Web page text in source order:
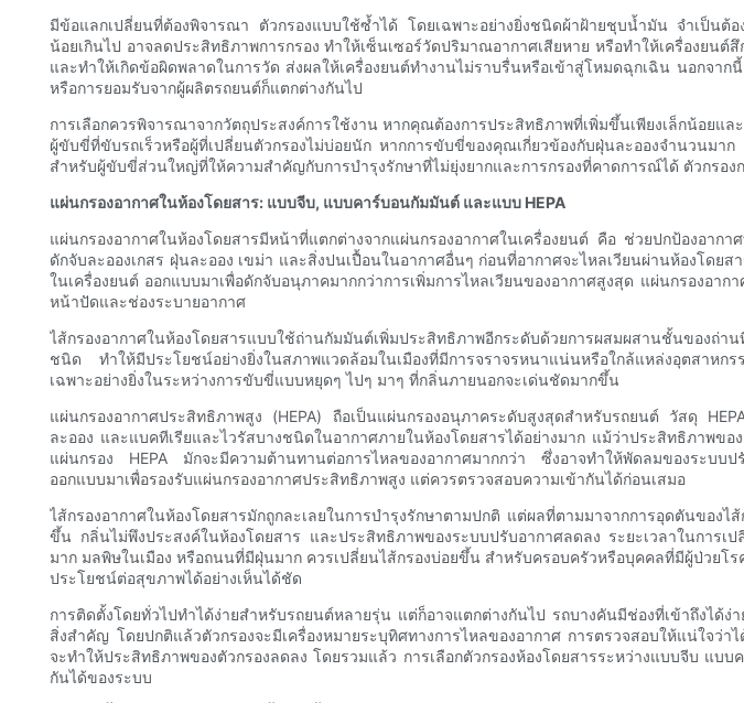
มีข้อแลกเปลี่ยนที่ต้องพิจารณา ตัวกรองแบบใช้ซ้ำได้ โดยเฉพาะอย่างยิ่งชนิดผ้าฝ้ายชุบน้ำมัน จำเป็นต้
น้อยเกินไป อาจลดประสิทธิภาพการกรอง ทำให้เซ็นเซอร์วัดปริมาณอากาศเสียหาย หรือทำให้เครื่องยน
และทำให้เกิดข้อผิดพลาดในการวัด ส่งผลให้เครื่องยนต์ทำงานไม่ราบรื่นหรือเข้าสู่โหมดฉุกเฉิน นอกจ
หรือการยอมรับจากผู้ผลิตรถยนต์ก็แตกต่างกันไป
การเลือกควรพิจารณาจากวัตถุประสงค์การใช้งาน หากคุณต้องการประสิทธิภาพที่เพิ่มขึ้นเพียงเล็กน้อย
ผู้ขับขี่ที่ขับรถเร็วหรือผู้ที่เปลี่ยนตัวกรองไม่บ่อยนัก หากการขับขี่ของคุณเกี่ยวข้องกับฝุ่นละอองจำนวนมา
สำหรับผู้ขับขี่ส่วนใหญ่ที่ให้ความสำคัญกับการบำรุงรักษาที่ไม่ยุ่งยากและการกรองที่คาดการณ์ได้ ตัวกรอ
แผ่นกรองอากาศในห้องโดยสาร: แบบจีบ, แบบคาร์บอนกัมมันต์ และแบบ HEPA
แผ่นกรองอากาศในห้องโดยสารมีหน้าที่แตกต่างจากแผ่นกรองอากาศในเครื่องยนต์ คือ ช่วยปกป้องอา
ดักจับละอองเกสร ฝุ่นละออง เขม่า และสิ่งปนเปื้อนในอากาศอื่นๆ ก่อนที่อากาศจะไหลเวียนผ่านห้องโด
ในเครื่องยนต์ ออกแบบมาเพื่อดักจับอนุภาคมากกว่าการเพิ่มการไหลเวียนของอากาศสูงสุด แผ่นกรอง
หน้าปัดและช่องระบายอากาศ
ไส้กรองอากาศในห้องโดยสารแบบใช้ถ่านกัมมันต์เพิ่มประสิทธิภาพอีกระดับด้วยการผสมผสานชั้นของ
ชนิด ทำให้มีประโยชน์อย่างยิ่งในสภาพแวดล้อมในเมืองที่มีการจราจรหนาแน่นหรือใกล้แหล่งอุตสา
เฉพาะอย่างยิ่งในระหว่างการขับขี่แบบหยุดๆ ไปๆ มาๆ ที่กลิ่นภายนอกจะเด่นชัดมากขึ้น
แผ่นกรองอากาศประสิทธิภาพสูง (HEPA) ถือเป็นแผ่นกรองอนุภาคระดับสูงสุดสำหรับรถยนต์ วัสดุ
ละออง และแบคทีเรียและไวรัสบางชนิดในอากาศภายในห้องโดยสารได้อย่างมาก แม้ว่าประสิทธิภาพข
แผ่นกรอง HEPA มักจะมีความต้านทานต่อการไหลของอากาศมากกว่า ซึ่งอาจทำให้พัดลมของระบบ
ออกแบบมาเพื่อรองรับแผ่นกรองอากาศประสิทธิภาพสูง แต่ควรตรวจสอบความเข้ากันได้ก่อนเสมอ
ไส้กรองอากาศในห้องโดยสารมักถูกละเลยในการบำรุงรักษาตามปกติ แต่ผลที่ตามมาจากการอุดตันของ
ขึ้น กลิ่นไม่พึงประสงค์ในห้องโดยสาร และประสิทธิภาพของระบบปรับอากาศลดลง ระยะเวลาในการ
มาก มลพิษในเมือง หรือถนนที่มีฝุ่นมาก ควรเปลี่ยนไส้กรองบ่อยขึ้น สำหรับครอบครัวหรือบุคคลที่มีผู้ป่วยโ
ประโยชน์ต่อสุขภาพได้อย่างเห็นได้ชัด
การติดตั้งโดยทั่วไปทำได้ง่ายสำหรับรถยนต์หลายรุ่น แต่ก็อาจแตกต่างกันไป รถบางคันมีช่องที่เข้าถึงได้
สิ่งสำคัญ โดยปกติแล้วตัวกรองจะมีเครื่องหมายระบุทิศทางการไหลของอากาศ การตรวจสอบให้แน่ใจว่
จะทำให้ประสิทธิภาพของตัวกรองลดลง โดยรวมแล้ว การเลือกตัวกรองห้องโดยสารระหว่างแบบจีบ แ
กันได้ของระบบ